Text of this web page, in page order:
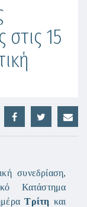
στις 15
συνεδρίαση,
Κατάστημα
Τρίτη και